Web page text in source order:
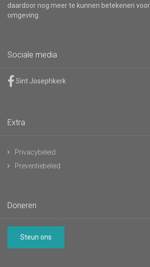
daardoor nog meer te kunnen betekenen
omgeving.
Sociale media
Sint Josephkerk
Extra
Privacybeleid
Preventiebeleid
Doneren
Steun ons